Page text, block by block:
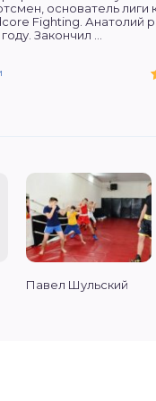
основатель лиги
Fighting. Анатолий
Закончил ...
Павел Шульский